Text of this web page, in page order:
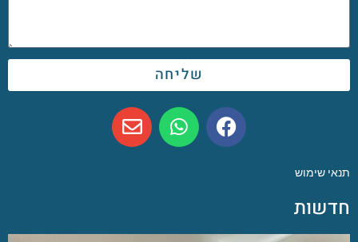
שליחה
תנאי שימוש
חדשות